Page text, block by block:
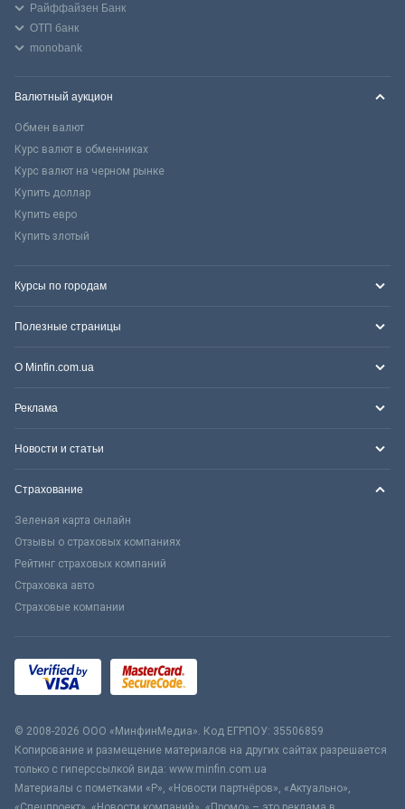
Райффайзен Банк
ОТП банк
monobank
Валютный аукцион
Обмен валют
Курс валют в обменниках
Курс валют на черном рынке
Купить доллар
Купить евро
Купить злотый
Курсы по городам
Полезные страницы
О Minfin.com.ua
Реклама
Новости и статьи
Страхование
Зеленая карта онлайн
Отзывы о страховых компаниях
Рейтинг страховых компаний
Страховка авто
Страховые компании
© 2008-2026 ООО «МинфинМедиа». Код ЕГРПОУ: 35506859
Копирование и размещение материалов на других сайтах разрешается
только с гиперссылкой вида: www.minfin.com.ua
Материалы с пометками «Р», «Новости партнёров», «Актуально»,